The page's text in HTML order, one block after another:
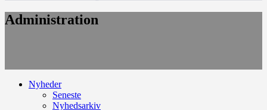
Administration
Nyheder
Seneste
Nyhedsarkiv